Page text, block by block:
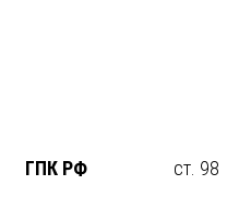
ГПК РФ ст. 98